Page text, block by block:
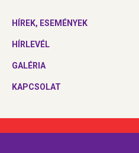
HÍREK, ESEMÉNYEK
HÍRLEVÉL
GALÉRIA
KAPCSOLAT